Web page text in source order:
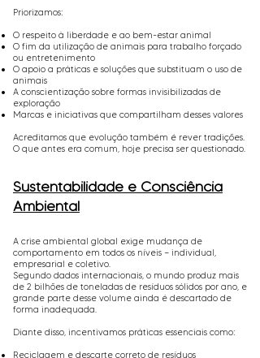
Priorizamos:
O respeito à liberdade e ao bem-estar animal
O fim da utilização de animais para trabalho forçado
ou entretenimento
O apoio a práticas e soluções que substituam o uso de
animais
A conscientização sobre formas invisibilizadas de
exploração
Marcas e iniciativas que compartilham desses valores
Acreditamos que evolução também é rever tradições.
O que antes era comum, hoje precisa ser questionado.
Sustentabilidade e Consciência
Ambiental
A crise ambiental global exige mudança de
comportamento em todos os níveis — individual,
empresarial e coletivo.
Segundo dados internacionais, o mundo produz mais
de 2 bilhões de toneladas de resíduos sólidos por ano, e
grande parte desse volume ainda é descartado de
forma inadequada.
Diante disso, incentivamos práticas essenciais como:
Reciclagem e descarte correto de resíduos